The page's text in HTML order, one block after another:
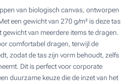
van biologisch canvas, ontworpen
een gewicht van 270 g/m² is deze tas
van meerdere items te dragen.
comfortabel dragen, terwijl de
zodat de tas zijn vorm behoudt, zelfs
Dit is perfect voor corporate
duurzame keuze die de inzet van het